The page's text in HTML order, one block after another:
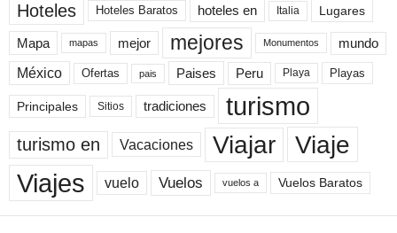
Hoteles Hoteles Baratos hoteles en Italia Lugares
Mapa mapas mejor mejores Monumentos mundo
México Ofertas pais Paises Peru Playa Playas
Principales Sitios tradiciones turismo
turismo en Vacaciones Viajar Viaje
Viajes vuelo Vuelos vuelos a Vuelos Baratos